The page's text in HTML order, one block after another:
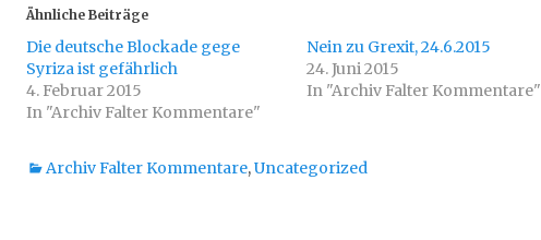
u
m
b
e
r
T
w
i
r
z
u
m
u
F
a
c
e
k
Ähnliche Beiträge
Die deutsche Blockade gege
Syriza ist gefährlich
4. Februar 2015
In "Archiv Falter Kommentare"
Nein zu Grexit, 24.6.2015
24. Juni 2015
In "Archiv Falter Kommentare"
Kategorien
Archiv Falter Kommentare,Uncategorized